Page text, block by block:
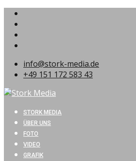
info@stork-media.de
+49 151 172 583 43
STORK MEDIA
ÜBER UNS
FOTO
VIDEO
GRAFIK